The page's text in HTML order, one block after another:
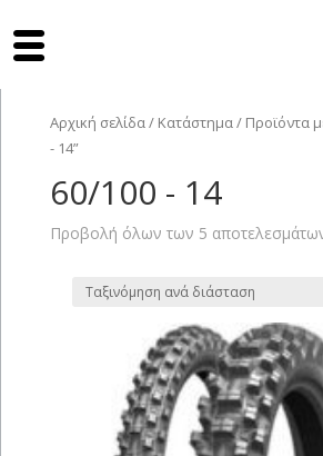
Αρχική σελίδα/ Κατάστημα/ Προϊόντα
- 14”
60/100 - 14
Προβολή όλων των 5